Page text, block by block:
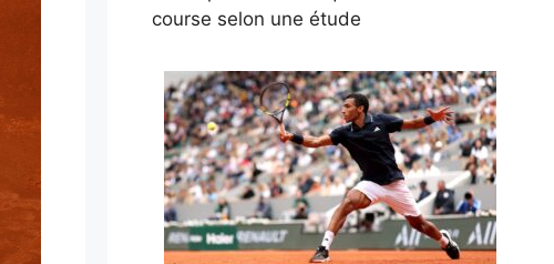
course selon une étude